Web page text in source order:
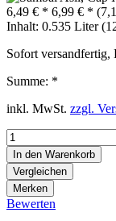
6,49 € * 6,99 € *
Inhalt: 0.535 Liter
Sofort versandfertig,
Summe: *
inkl. MwSt. zzgl.
In den Warenkorb
Vergleichen
Merken
Bewerten